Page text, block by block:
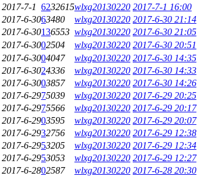
2017-7-1 6232615wlxg20130220 2017-7-1 16:00
2017-6-3063480 wlxg20130220 2017-6-30 21:14
2017-6-30136553 wlxg20130220 2017-6-30 21:05
2017-6-3002504 wlxg20130220 2017-6-30 20:51
2017-6-3004047 wlxg20130220 2017-6-30 14:35
2017-6-3024336 wlxg20130220 2017-6-30 14:33
2017-6-3003857 wlxg20130220 2017-6-30 14:26
2017-6-2975039 wlxg20130220 2017-6-29 20:25
2017-6-2975566 wlxg20130220 2017-6-29 20:17
2017-6-2903595 wlxg20130220 2017-6-29 20:07
2017-6-2932756 wlxg20130220 2017-6-29 12:38
2017-6-2953205 wlxg20130220 2017-6-29 12:34
2017-6-2953053 wlxg20130220 2017-6-29 12:27
2017-6-2802587 wlxg20130220 2017-6-28 20:30